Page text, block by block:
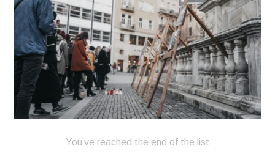
You’ve reached the end of the list